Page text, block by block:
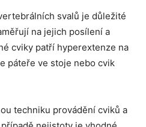
svalů je důležité
na jejich posílení a
cviky patří hyperextenze na
páteře ve stoje nebo cvik
techniku provádění cviků a